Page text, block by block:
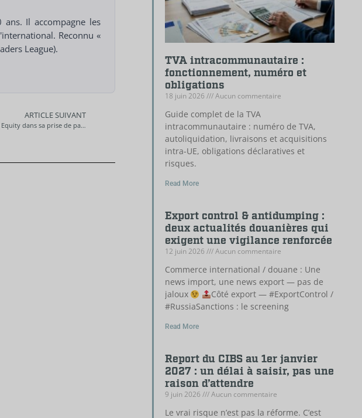
Il accompagne les
Reconnu «
League).
ARTICLE SUIVANT
LightHouse LHLF, Conseil fiscal de FnB Private Equity dans sa prise de participation majoritaire au capital de Lartigue et Fils !
TVA intracommunautaire :
fonctionnement, numéro et
obligations
18 juin 2026 Aucun commentaire
Guide complet de la TVA
intracommunautaire : numéro de TVA,
autoliquidation, livraisons et acquisitions
intra-UE, obligations déclaratives et
risques.
Read More
Export control & antidumping :
deux actualités douanières qui
exigent une vigilance renforcée
12 juin 2026 Aucun commentaire
Commerce international / douane : Une
news import, une news export — pas de
jaloux
Côté export — #ExportControl /
#RussiaSanctions : le screening
Read More
Report du CIBS au 1er janvier
2027 : un délai à saisir, pas une
raison d’attendre
9 juin 2026 Aucun commentaire
Le vrai risque n’est pas la réforme. C’est